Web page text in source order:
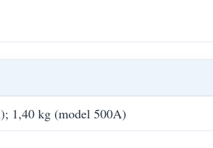
1,40 kg (model 500A)